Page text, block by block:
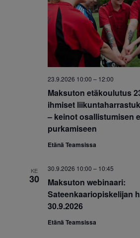
Maksuton etäkoulutus
ihmiset
– keinot osallistumisen
purkamiseen
23.9.2026 10:00 – 12:00
Etänä Teamsissa
KE
30
Maksuton webinaari:
Sateenkaariopiskelijan
30.9.2026
30.9.2026 10:00 – 10:45
Etänä Teamsissa